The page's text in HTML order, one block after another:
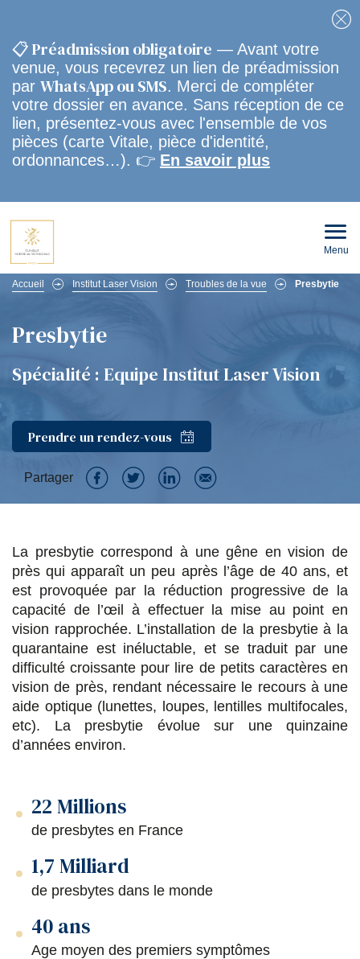
📋 Préadmission obligatoire — Avant votre
venue, vous recevrez un lien de préadmission
par WhatsApp ou SMS. Merci de compléter
votre dossier en avance. Sans réception de ce
lien, présentez-vous avec l'ensemble de vos
pièces (carte Vitale, pièce d'identité,
ordonnances…). 👉 En savoir plus
Menu
menu
Fil
d'Ariane
Accueil Institut Laser Vision Troubles de la vue Presbytie
Presbytie
Spécialité : Equipe Institut Laser Vision
Prendre un rendez-vous
Partager
P
r
t
a
g
e
r
s
u
F
a
c
e
o
P
r
t
a
g
e
r
s
u
T
w
i
t
e
P
r
a
g
e
r
s
i
k
d
P
r
t
a
g
e
r
p
i
La presbytie correspond à une gêne en vision de
près qui apparaît un peu après l’âge de 40 ans, et
est provoquée par la réduction progressive de la
capacité de l’œil à effectuer la mise au point en
vision rapprochée. L’installation de la presbytie à la
quarantaine est inéluctable, et se traduit par une
difficulté croissante pour lire de petits caractères en
vision de près, rendant nécessaire le recours à une
aide optique (lunettes, loupes, lentilles multifocales,
etc). La presbytie évolue sur une quinzaine
d’années environ.
22 Millions
de presbytes en France
1,7 Milliard
de presbytes dans le monde
40 ans
Age moyen des premiers symptômes